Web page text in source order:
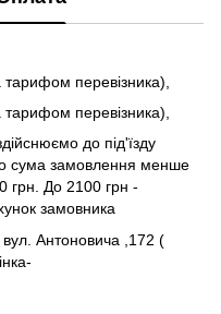
перевізника),
перевізника),
до під'їзду
сума замовлення менше
грн. До 2100 грн -
замовника
Антоновича ,172 (